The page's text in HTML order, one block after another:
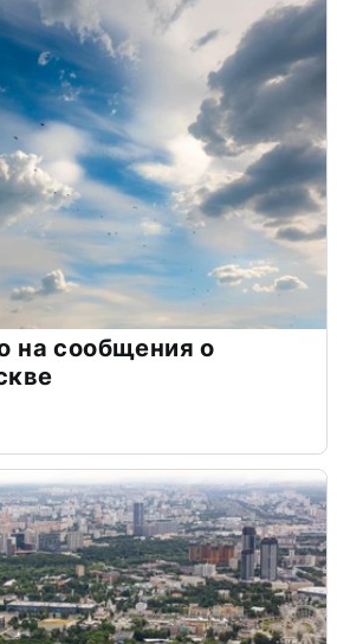
на сообщения о